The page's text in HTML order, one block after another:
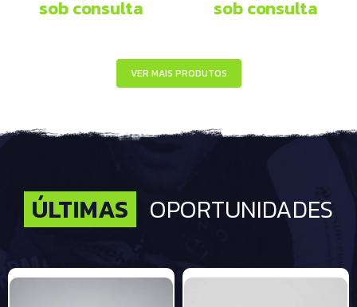
sob consulta sob consulta
VER MAIS PRODUTOS
ÚLTIMAS OPORTUNIDADES